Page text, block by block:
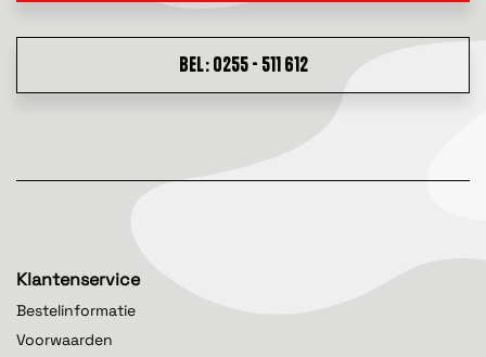
BEL: 0255 - 511 612
Klantenservice
Bestelinformatie
Voorwaarden